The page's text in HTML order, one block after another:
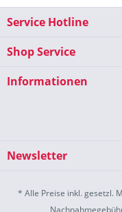
Service Hotline
Shop Service
Informationen
Newsletter
* Alle Preise inkl. gesetzl.